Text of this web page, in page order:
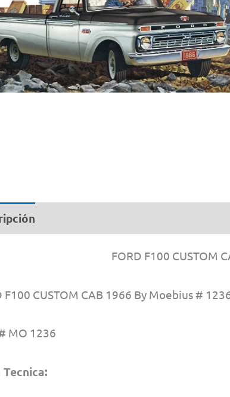
FORD F100 CUSTOM
F100 CUSTOM CAB 1966 By Moebius #
MO 1236
Tecnica: